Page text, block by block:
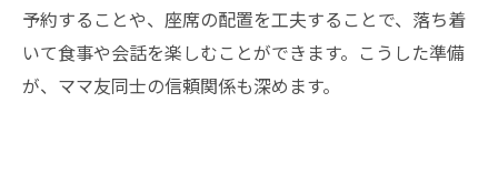
予約することや、座席の配置を工夫することで、落ち着
いて食事や会話を楽しむことができます。こうした準備
が、ママ友同士の信頼関係も深めます。